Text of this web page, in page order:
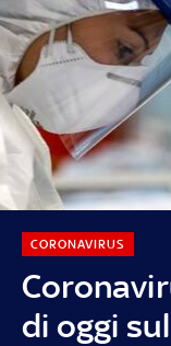
di oggi
CORONAVIRUS